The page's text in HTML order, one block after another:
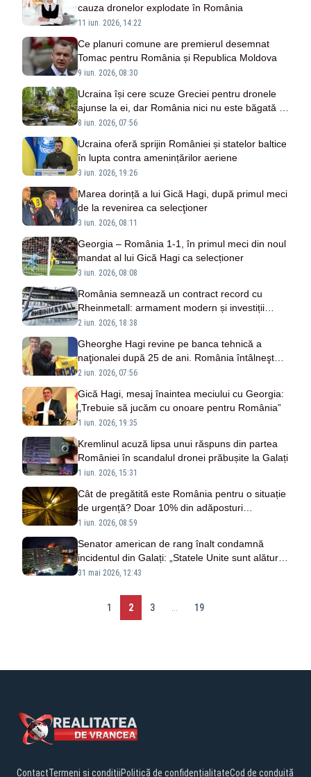
cauza dronelor explodate în România
11 iun. 2026, 14:22
Ce planuri comune are premierul desemnat
Tomac pentru România și Republica Moldova
9 iun. 2026, 08:30
Ucraina își cere scuze Greciei pentru dronele
ajunse la ei, dar România nici nu este băgată în
seamă
8 iun. 2026, 07:56
Ucraina oferă sprijin României și statelor baltice
în lupta contra amenințărilor aeriene
3 iun. 2026, 19:26
Marea dorință a lui Gică Hagi, după primul meci
de la revenirea ca selecţioner
3 iun. 2026, 08:11
Georgia – România 1-1, în primul meci din noul
mandat al lui Gică Hagi ca selecționer
3 iun. 2026, 08:08
România semnează un contract record cu
Rheinmetall: armament modern și investiții
masive în industria de apărare
2 iun. 2026, 18:38
Gheorghe Hagi revine pe banca tehnică a
naţionalei după 25 de ani. România întâlneşte,
astăzi, Georgia la Tbilisi
2 iun. 2026, 07:56
Gică Hagi, mesaj înaintea meciului cu Georgia:
„Trebuie să jucăm cu onoare pentru România”
1 iun. 2026, 19:35
Kremlinul acuză lipsa unui răspuns din partea
României în scandalul dronei prăbușite la Galați
1 iun. 2026, 15:31
Cât de pregătită este România pentru o situație
de urgență? Doar 10% din adăposturi
funcționează
1 iun. 2026, 08:59
Senator american de rang înalt condamnă
incidentul din Galați: „Statele Unite sunt alături
de România”
31 mai 2026, 12:43
1 2 3 19
ContactTermeni și condițiiPolitică de confidențialitateCod de conduită